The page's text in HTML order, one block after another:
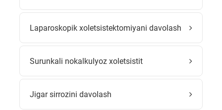
Laparoskopik xoletsistektomiyani davolash
Surunkali nokalkulyoz xoletsistit
Jigar sirrozini davolash